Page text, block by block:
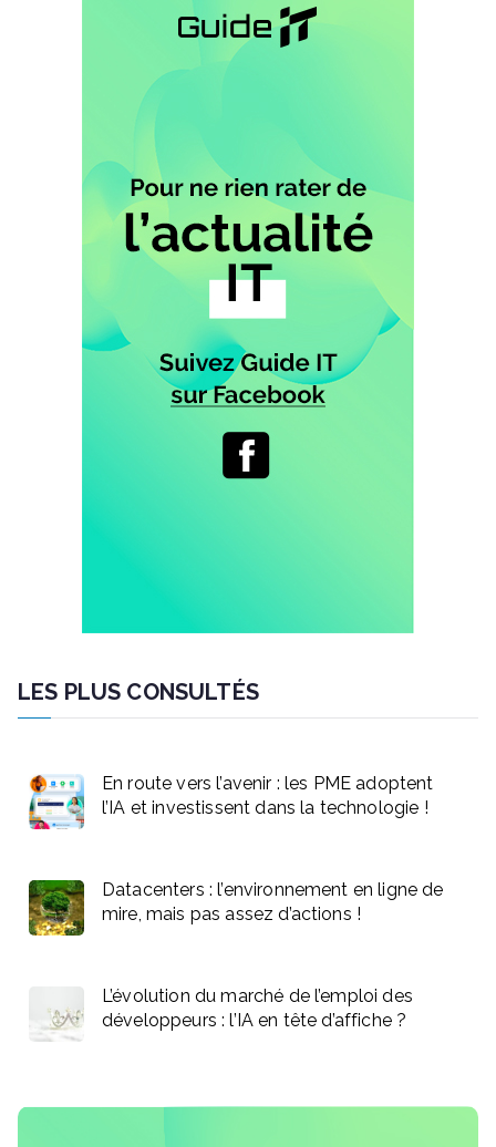
LES PLUS CONSULTÉS
En route vers l’avenir : les PME adoptent
l’IA et investissent dans la technologie !
Datacenters : l’environnement en ligne de
mire, mais pas assez d’actions !
L’évolution du marché de l’emploi des
développeurs : l’IA en tête d’affiche ?